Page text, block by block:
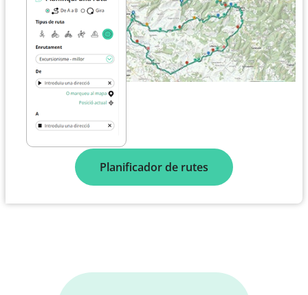
Planificador de rutes